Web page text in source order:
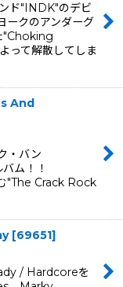
ド"INDK"のデビ
クのアンダーグ
"Choking
って解散してしま
And
・バン
ム！！
"The Crack Rock
[69651]
/ Hardcoreを